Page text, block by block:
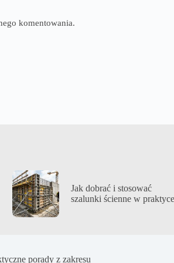
komentowania.
Jak dobrać i stosować
szalunki ścienne w praktyce
porady z zakresu